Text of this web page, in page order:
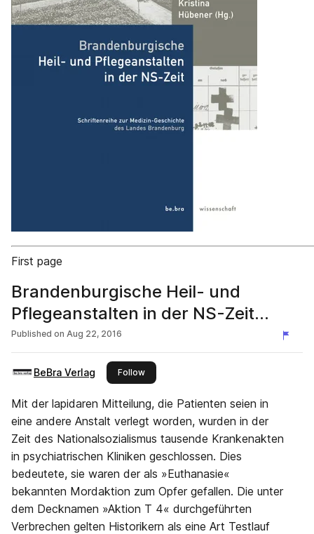
First page
Brandenburgische Heil- und
Pflegeanstalten in der NS-Zeit
(Leseprobe)
Published on Aug 22, 2016
BeBra Verlag Followthis publisher
Mit der lapidaren Mitteilung, die Patienten seien in
eine andere Anstalt verlegt worden, wurden in der
Zeit des Nationalsozialismus tausende Krankenakten
in psychiatrischen Kliniken geschlossen. Dies
bedeutete, sie waren der als »Euthanasie«
bekannten Mordaktion zum Opfer gefallen. Die unter
dem Decknamen »Aktion T 4« durchgeführten
Verbrechen gelten Historikern als eine Art Testlauf